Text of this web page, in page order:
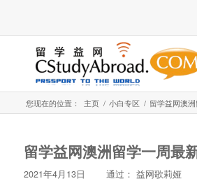
您现在的位置： 主页 / 小白专区 / 留学益网澳
留学益网澳洲留学一周最
2021年4月13日 通过： 益网歌莉娅